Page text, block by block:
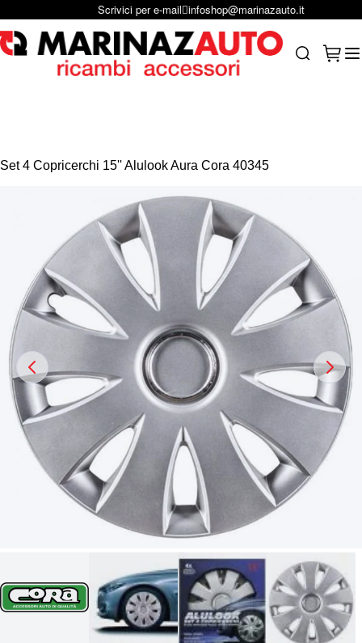
Salta al contenutoScrivici per e-mail infoshop@marinazauto.it
Set 4 Copricerchi 15'' Alulook Aura Cora 40345